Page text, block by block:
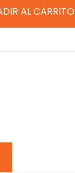
AL CARRITO